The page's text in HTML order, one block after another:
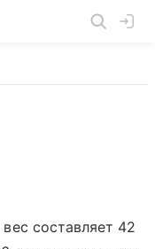
составляет 42